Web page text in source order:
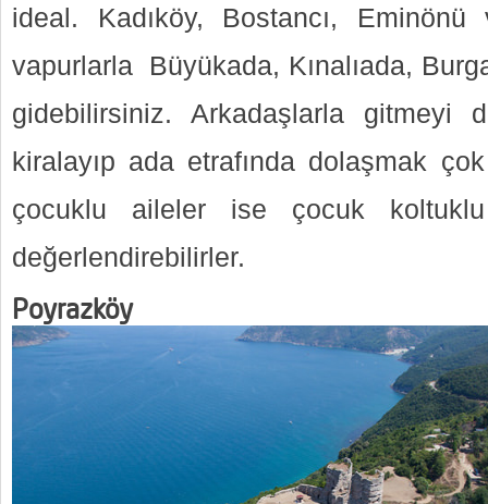
ideal. Kadıköy, Bostancı, Eminönü
vapurlarla Büyükada, Kınalıada,
gidebilirsiniz. Arkadaşlarla gitmeyi
kiralayıp ada etrafında dolaşmak
çocuklu aileler ise çocuk
değerlendirebilirler.
Poyrazköy